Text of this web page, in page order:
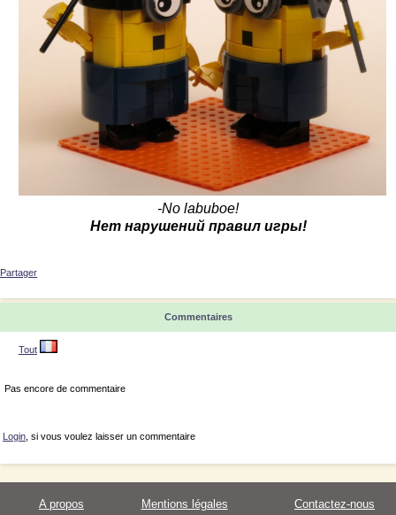
-No labuboe!
Нет нарушений правил игры!
Partager
Commentaires
Tout
Pas encore de commentaire
Login , si vous voulez laisser un commentaire
A propos Mentions légales Contactez-nous